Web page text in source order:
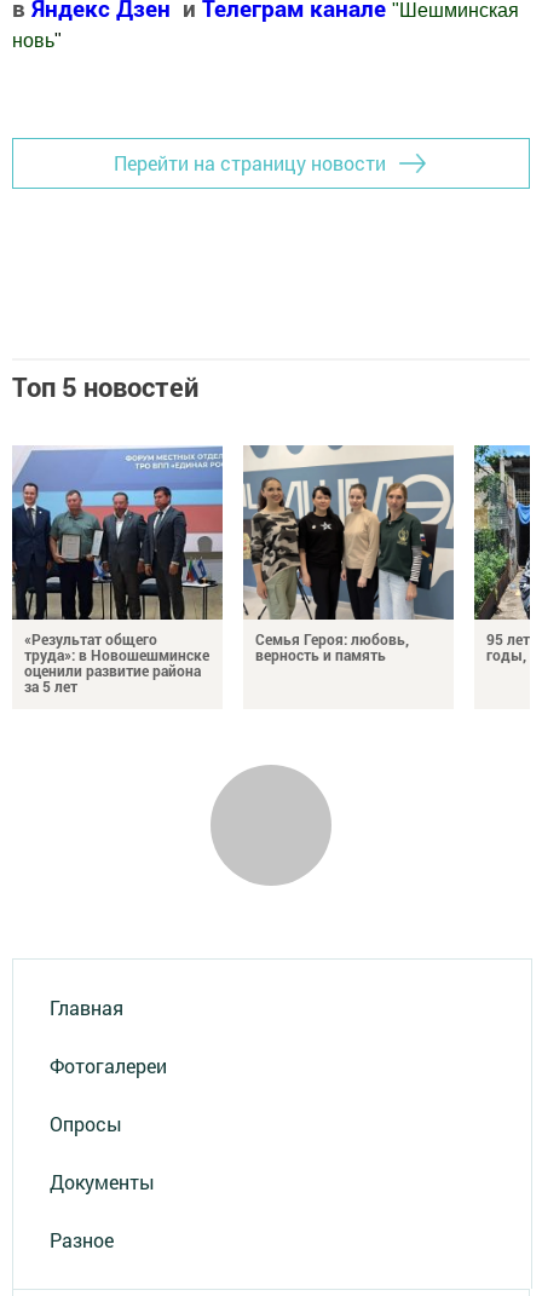
в Яндекс Дзен и Телеграм канале " Шешминская
новь"
Перейти на страницу новости
Топ 5 новостей
«Результат общего
труда»: в Новошешминске
оценили развитие района
за 5 лет
Семья Героя: любовь,
верность и память
95 лет
годы,
Главная
Фотогалереи
Опросы
Документы
Разное